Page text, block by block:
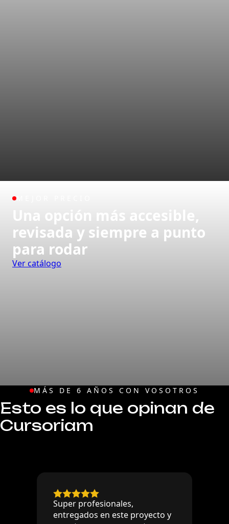
Una opción más accesible,
revisada y siempre a punto
para rodar
Ver catálogo
MÁS DE 6 AÑOS CON VOSOTROS
Esto es lo que opinan de
Cursoriam
Super profesionales,
entregados en este proyecto y